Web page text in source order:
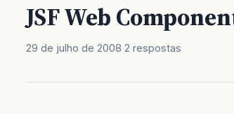
JSF Web
29 de julho de 2008 2 respostas